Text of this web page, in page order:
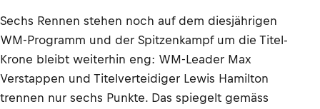
Sechs Rennen stehen noch auf dem diesjährigen
WM-Programm und der Spitzenkampf um die Titel-
Krone bleibt weiterhin eng: WM-Leader Max
Verstappen und Titelverteidiger Lewis Hamilton
trennen nur sechs Punkte. Das spiegelt gemäss